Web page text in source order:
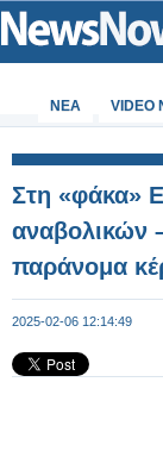
ΝΕΑ VIDEO
Στη «φάκα»
αναβολικών
παράνομα
2025-02-06 12:14:49